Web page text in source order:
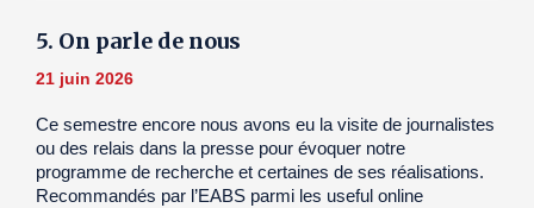
5. On parle de nous
21 juin 2026
Ce semestre encore nous avons eu la visite de journalistes
ou des relais dans la presse pour évoquer notre
programme de recherche et certaines de ses réalisations.
Recommandés par l’EABS parmi les useful online